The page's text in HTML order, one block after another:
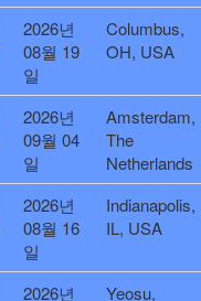
2026년
08월 19
일
Columbus,
OH, USA
2026년
09월 04
일
Amsterdam,
The
Netherlands
2026년
08월 16
일
Indianapolis,
IL, USA
2026년
Yeosu,